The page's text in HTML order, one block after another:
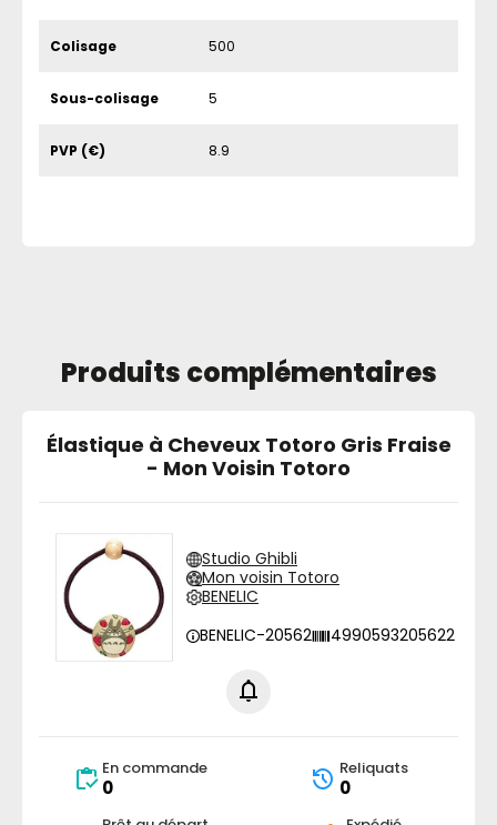
Colisage 500
Sous-colisage 5
PVP (€) 8.9
Produits complémentaires
Élastique à Cheveux Totoro Gris Fraise
- Mon Voisin Totoro
Studio Ghibli
Mon voisin Totoro
BENELIC
BENELIC-20562
4990593205622
En commande
0
Reliquats
0